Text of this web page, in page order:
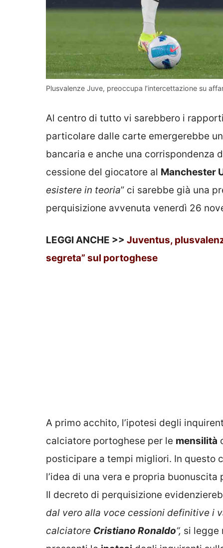
Plusvalenze Juve, preoccupa l’intercettazione su
Al centro di tutto vi sarebbero i
particolare dalle carte emergerebbe
bancaria e anche una corrispondenza
cessione del giocatore al Manchester
esistere in teoria” ci sarebbe già una
perquisizione avvenuta venerdì 26
LEGGI ANCHE >> Juventus,
segreta” sul portoghese
A primo acchito, l’ipotesi degli
calciatore portoghese per le mensilità
posticipare a tempi migliori. In questo
l’idea di una vera e propria
Il decreto di perquisizione
dal vero alla voce cessioni definitive i
calciatore Cristiano Ronaldo“, si legge